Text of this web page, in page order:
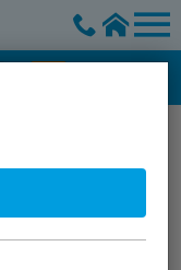
Standard
M 5-